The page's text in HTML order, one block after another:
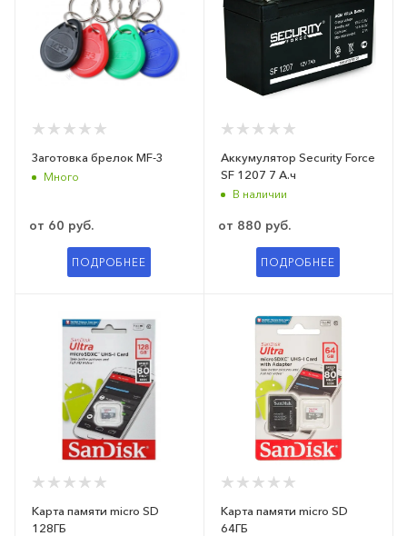
Заготовка брелок MF-3
Много
от 60 руб.
ПОДРОБНЕЕ
Аккумулятор Security Force
SF 1207 7 А.ч
В наличии
от 880 руб.
ПОДРОБНЕЕ
Карта памяти micro SD
128ГБ
Карта памяти micro SD
64ГБ